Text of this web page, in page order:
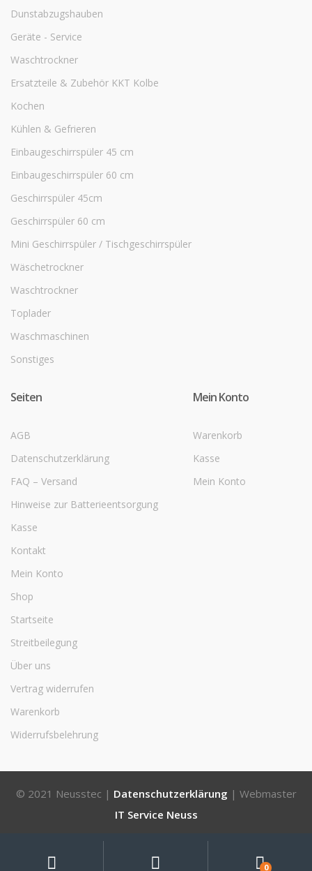
Dunstabzugshauben
Geräte - Service
Waschtrockner
Ersatzteile & Zubehör KKT Kolbe
Kochen
Kühlen & Gefrieren
Einbaugeschirrspüler 45 cm
Einbaugeschirrspüler 60 cm
Geschirrspüler 45cm
Geschirrspüler 60 cm
Mini Geschirrspüler / Tischgeschirrspüler
Wäschetrockner
Waschtrockner
Toplader
Waschmaschinen
Sonstiges
Seiten
AGB
Datenschutzerklärung
FAQ – Versand
Hinweise zur Batterieentsorgung
Kasse
Kontakt
Mein Konto
Shop
Startseite
Streitbeilegung
Über uns
Vertrag widerrufen
Warenkorb
Widerrufsbelehrung
Mein Konto
Warenkorb
Kasse
Mein Konto
© 2021 Neusstec | Datenschutzerklärung | Webmaster
IT Service Neuss
Konto
0